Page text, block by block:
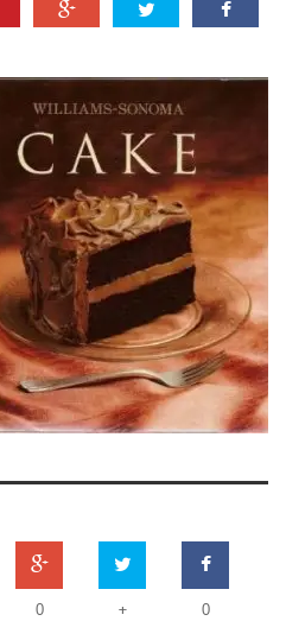
0
+
0